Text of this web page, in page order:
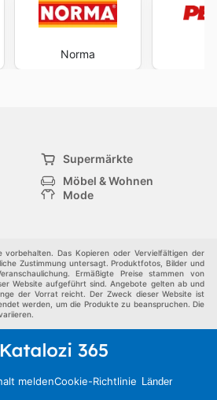
Norma
Supermärkte
Möbel & Wohnen
Mode
Andere
Das Kopieren oder Vervielfältigen der
Zustimmung untersagt. Produktfotos, Bilder und
Ermäßigte Preise stammen von
Website aufgeführt sind. Angebote gelten ab und
der Vorrat reicht. Der Zweck dieser Website ist
werden, um die Produkte zu beanspruchen. Die
meldenCookie-Richtlinie Länder